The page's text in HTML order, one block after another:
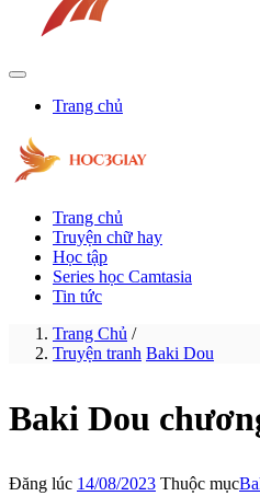
Trang chủ
Trang chủ
Truyện chữ hay
Học tập
Series học Camtasia
Tin tức
Trang Chủ /
Truyện tranh Baki Dou
Baki Dou
Đăng lúc 14/08/2023 Thuộc mục